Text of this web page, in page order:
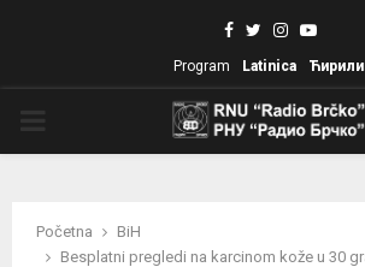
Facebook
TwitterInstagram
Program Latinica
Početna
BiH
Besplatni pregledi na karcinom kože u 30